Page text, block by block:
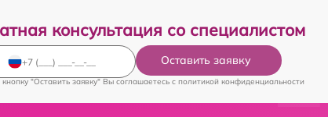
консультация со специалистом
Оставить заявку
"Оставить заявку" Вы соглашаетесь c политикой конфиденциальности